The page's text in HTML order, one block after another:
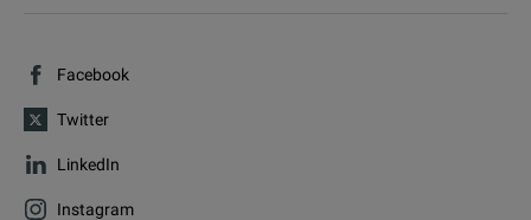
Facebook
Twitter
LinkedIn
Instagram